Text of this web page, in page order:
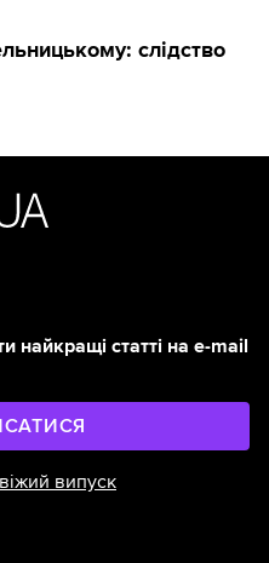
слідство
найкращі статті на e-mail
випуск